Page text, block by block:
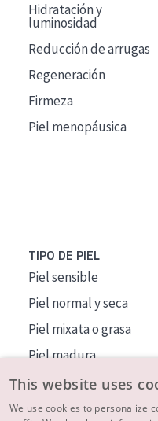
Hidratación y
luminosidad
Reducción de arrugas
Regeneración
Firmeza
Piel menopáusica
TIPO DE PIEL
Piel sensible
Piel normal y seca
Piel mixata o grasa
Piel madura
Piel expuesta al sol
Piel menopáusica
This website uses
We use cookies to personalize